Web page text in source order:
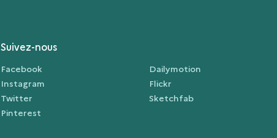
Suivez-nous
Facebook
Instagram
Twitter
Pinterest
Dailymotion
Flickr
Sketchfab